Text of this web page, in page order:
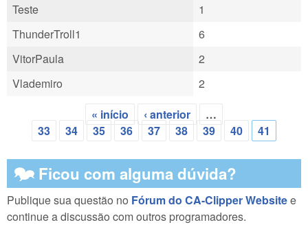
Teste
1
ThunderTroll1
6
VitorPaula
2
Vlademiro
2
Páginas
« início ‹ anterior
…
33
34 35 36 37 38 39 40 41
🗫 Ficou com alguma dúvida?
Publique sua questão no Fórum do CA-Clipper Websitee
continue a discussão com outros programadores.